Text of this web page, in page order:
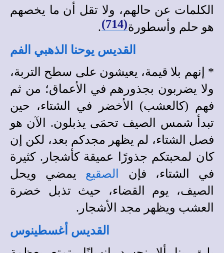
الكلمات عن حالهم، ولا تقل أن ما يخصهم
هو حلم وأسطورة(714)
.
القديس يوحنا الذهبي الفم
*
إنهم بلا قيمة، يعيشون على سطح التربة،
ولا يضربون بجذورهم في الأعماق؛ من ثم
فهم (كالعشب) الأخضر في الشتاء، حين
تبدأ شمس الصيف تحمَى يذبلون. الآن هو
فصل الشتاء، لم يظهر مجدكم بعد، لكن إن
كان لمحبتكم جذورًا عميقة كأشجار. كثيرة
في الشتاء، فإن
الصقيع يمضي ويحل
الصيف، يوم القضاء، حيث تذبل خضرة
العشب ويظهر مجد الأشجار.
القديس أغسطينوس